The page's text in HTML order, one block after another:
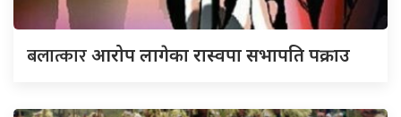
बलात्कारआरोप लागेका रास्वपा सभापति पक्राउ